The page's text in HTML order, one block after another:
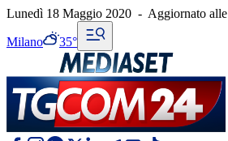
Lunedì 18 Maggio 2020 - Aggiornato alle
Milano 35°